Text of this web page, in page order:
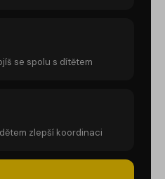
se spolu s dítětem
zlepší koordinaci